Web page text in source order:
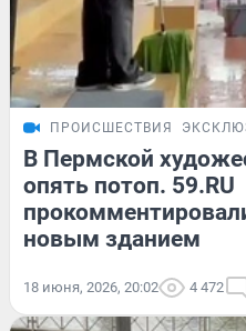
ПРОИСШЕСТВИЯ
В Пермской
опять потоп. 59.RU
новым зданием
18 июня, 2026, 20:02 4 472